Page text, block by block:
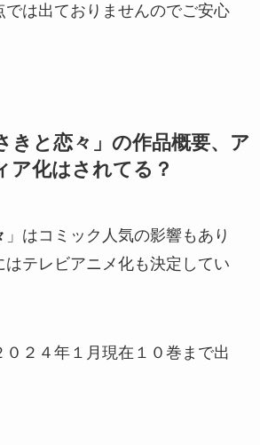
では出ておりませんのでご安心
きと恋々」の作品概要、ア
ア化はされてる？
」はコミック人気の影響もあり
はテレビアニメ化も決定してい
０２４年１月現在１０巻まで出